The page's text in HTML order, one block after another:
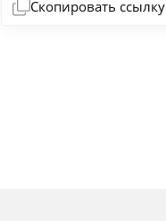
Скопировать ссылку